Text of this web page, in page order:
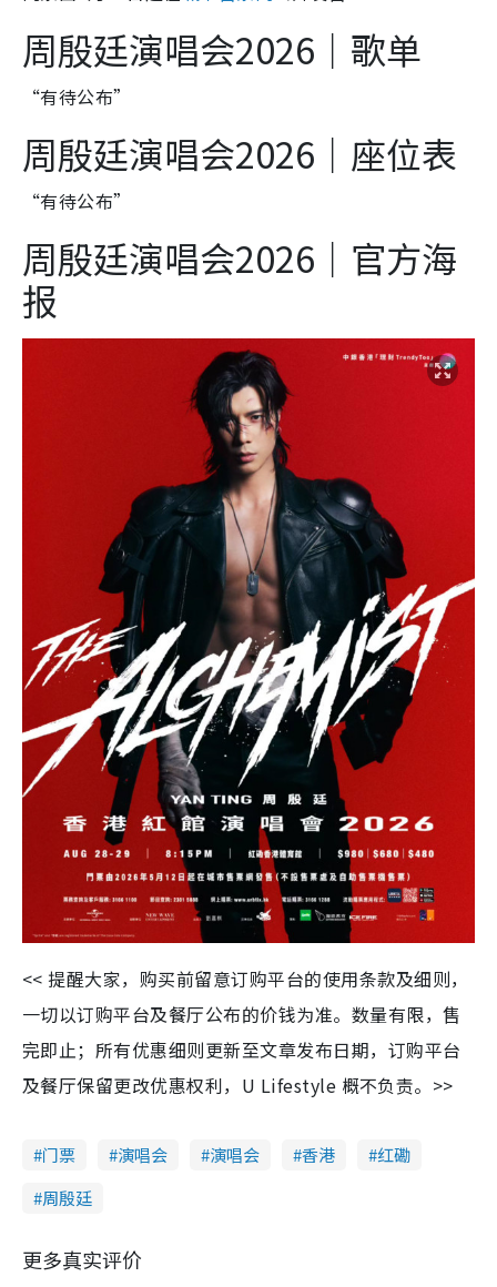
周殷廷演唱会2026｜歌单
“有待公布”
周殷廷演唱会2026｜座位表
“有待公布”
周殷廷演唱会2026｜官方海
报
<< 提醒大家，购买前留意订购平台的使用条款及细则，
一切以订购平台及餐厅公布的价钱为准。数量有限，售
完即止；所有优惠细则更新至文章发布日期，订购平台
及餐厅保留更改优惠权利，U Lifestyle 概不负责。>>
门票 演唱会 演唱会 香港
红磡
周殷廷
更多真实评价